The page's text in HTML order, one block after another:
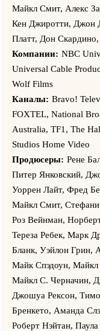
Майкл Смит, Алекс
Кен Джиротти, Джон
Платт, Дон
Компании: NBC
Universal Cable
Wolf Films
Каналы: Bravo!
FOXTEL, National
Australia, TF1, The
Studios Home Video
Продюсеры: Рене
Питер Янковский,
Уоррен Лайт, Фред
Майкл Смит,
Роз Вейнман,
Тереза Ребек, Марк
Бланк, Уэйлон Грин,
Майк Спэдоун,
Майкл С. Черначин,
Джошуа Рексон,
Бренкето, Аманда
Роберт Нэйтан,